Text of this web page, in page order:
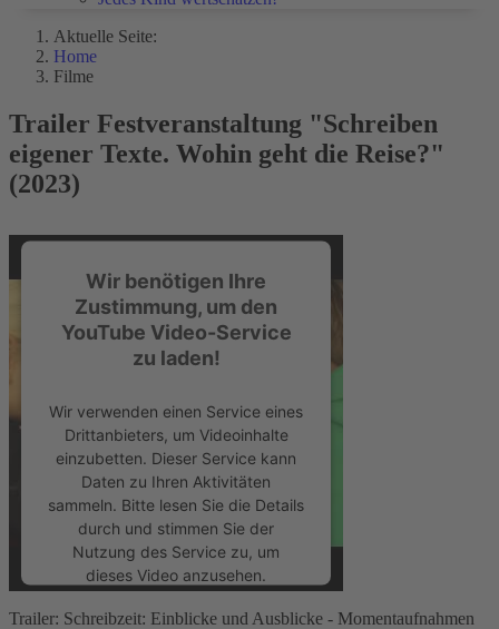
Aktuelle Seite:
Home
Filme
Trailer Festveranstaltung "Schreiben
eigener Texte. Wohin geht die Reise?"
(2023)
Wir benötigen Ihre
Zustimmung, um den
YouTube Video-Service
zu laden!
Wir verwenden einen Service eines
Drittanbieters, um Videoinhalte
einzubetten. Dieser Service kann
Daten zu Ihren Aktivitäten
sammeln. Bitte lesen Sie die Details
durch und stimmen Sie der
Nutzung des Service zu, um
dieses Video anzusehen.
Trailer: Schreibzeit: Einblicke und Ausblicke - Momentaufnahmen